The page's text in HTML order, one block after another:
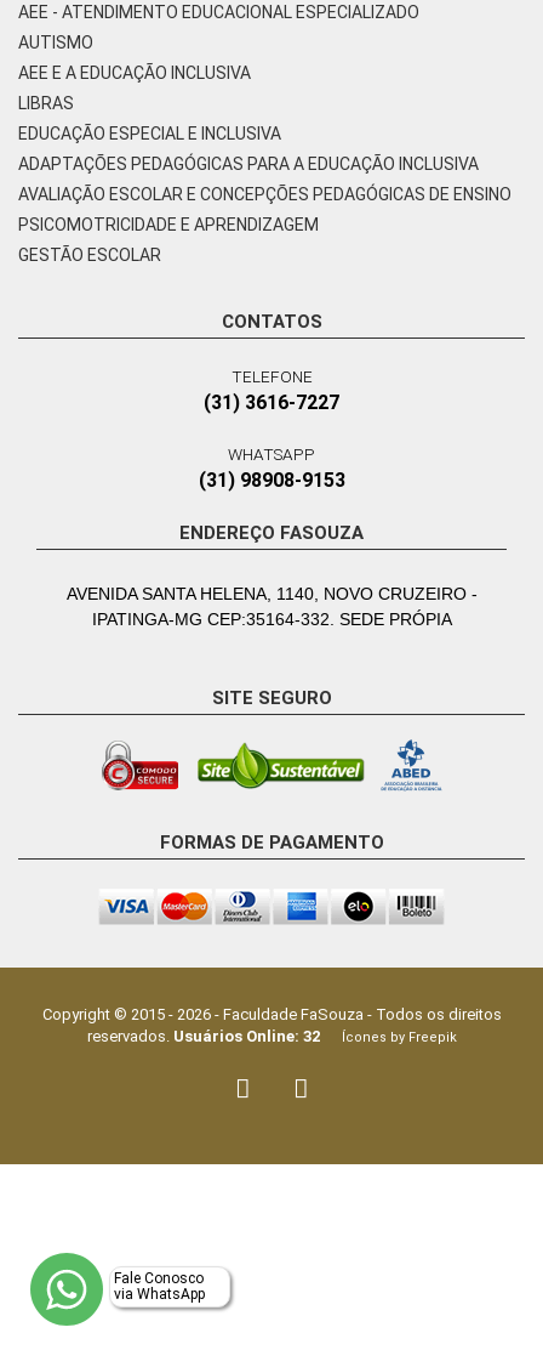
AEE - ATENDIMENTO EDUCACIONAL ESPECIALIZADO
AUTISMO
AEE E A EDUCAÇÃO INCLUSIVA
LIBRAS
EDUCAÇÃO ESPECIAL E INCLUSIVA
ADAPTAÇÕES PEDAGÓGICAS PARA A EDUCAÇÃO INCLUSIVA
AVALIAÇÃO ESCOLAR E CONCEPÇÕES PEDAGÓGICAS DE ENSINO
PSICOMOTRICIDADE E APRENDIZAGEM
GESTÃO ESCOLAR
CONTATOS
TELEFONE
(31) 3616-7227
WHATSAPP
(31) 98908-9153
ENDEREÇO FASOUZA
AVENIDA SANTA HELENA, 1140, NOVO CRUZEIRO -
IPATINGA-MG CEP:35164-332. SEDE PRÓPIA
SITE SEGURO
FORMAS DE PAGAMENTO
Copyright © 2015 - 2026- Faculdade FaSouza - Todos os direitos
reservados. Usuários Online: 32Ícones by Freepik
Fale Conosco
via WhatsApp